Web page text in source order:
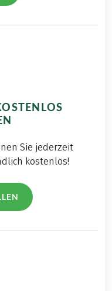
Sie jederzeit
kostenlos!